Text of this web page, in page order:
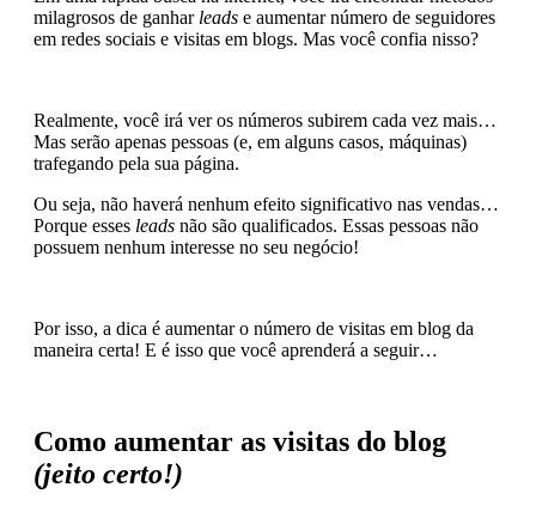
milagrosos de ganhar leads e aumentar número de seguidores
em redes sociais e visitas em blogs. Mas você confia nisso?
Realmente, você irá ver os números subirem cada vez mais…
Mas serão apenas pessoas (e, em alguns casos, máquinas)
trafegando pela sua página.
Ou seja, não haverá nenhum efeito significativo nas vendas…
Porque esses leads não são qualificados. Essas pessoas não
possuem nenhum interesse no seu negócio!
Por isso, a dica é aumentar o número de visitas em blog da
maneira certa! E é isso que você aprenderá a seguir…
Como aumentar as visitas do blog
(jeito certo!)